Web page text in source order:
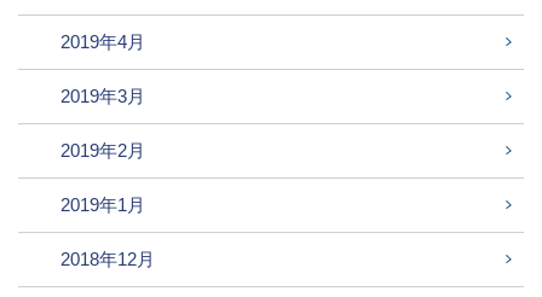
2019年4月
2019年3月
2019年2月
2019年1月
2018年12月